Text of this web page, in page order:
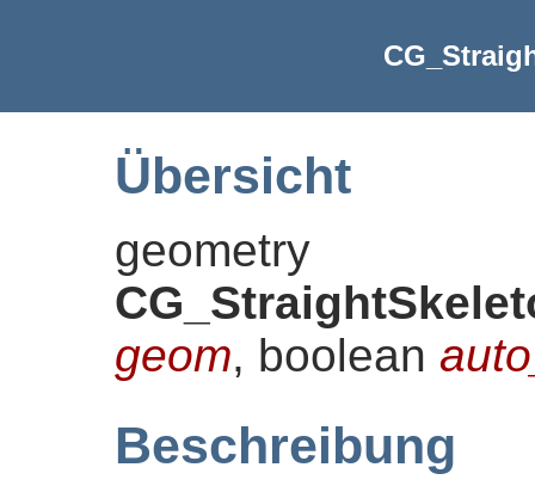
Übersicht
geometry
geom, boolean
Beschreibung